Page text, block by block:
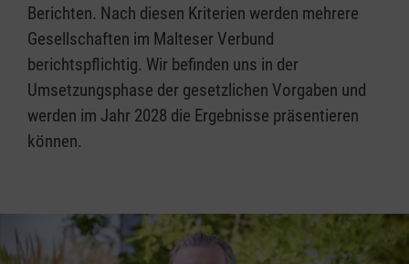
Berichten. Nach diesen Kriterien werden mehrere
Gesellschaften im Malteser Verbund
berichtspflichtig. Wir befinden uns in der
Umsetzungsphase der gesetzlichen Vorgaben und
werden im Jahr 2028 die Ergebnisse präsentieren
können.